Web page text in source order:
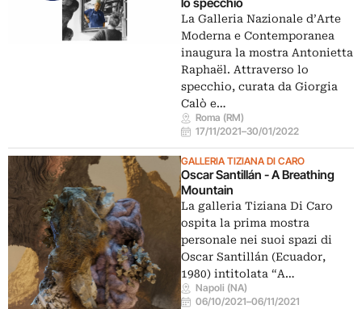
lo specchio
La Galleria Nazionale d’Arte
Moderna e Contemporanea
inaugura la mostra Antonietta
Raphaël. Attraverso lo
specchio, curata da Giorgia
Calò e…
Roma (RM)
17/11/2021–30/01/2022
GALLERIA TIZIANA DI CARO
Oscar Santillán - A Breathing
Mountain
La galleria Tiziana Di Caro
ospita la prima mostra
personale nei suoi spazi di
Oscar Santillán (Ecuador,
1980) intitolata “A…
Napoli (NA)
06/10/2021–06/11/2021